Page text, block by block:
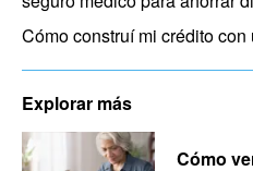
Cómo construí mi crédito
Explorar más
Cómo